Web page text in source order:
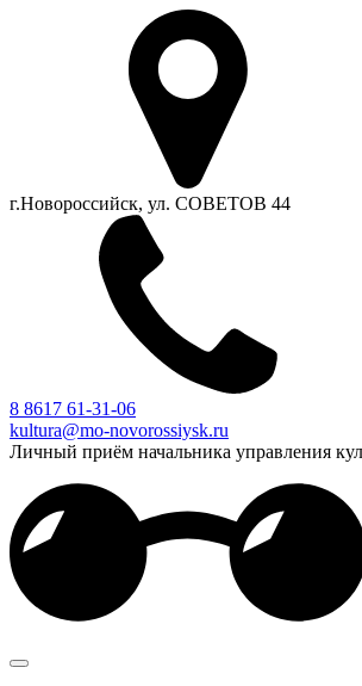
г.Новороссийск, ул. СОВЕТОВ 44
8 8617 61-31-06
kultura@mo-novorossiysk.ru
Личный приём начальника управления